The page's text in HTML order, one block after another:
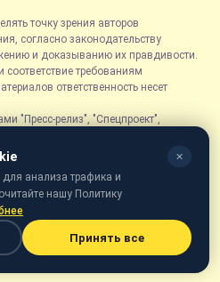
точку зрения авторов
согласно законодательству
и доказыванию их правдивости.
соответствие требованиям
ответственность несет
"Пресс-релиз", "Спецпроект",
информационным форматом,
и объявления, связанные с
на информации,
компаниями. Редакция не несет
такой информации.
для лиц от 21 года.
✕
анализа трафика и
нашу Политику
Принять все